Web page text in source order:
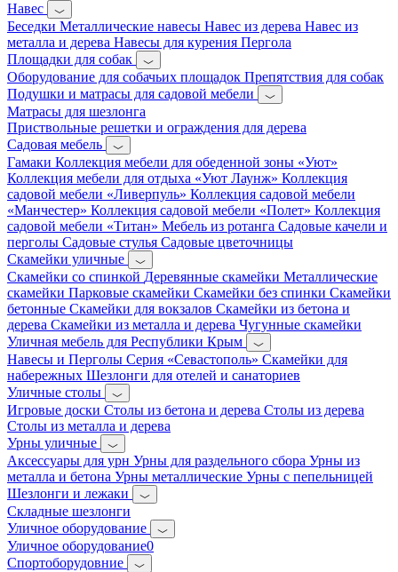
Навес
Беседки Металлические навесы Навес из дерева Навес из
металла и дерева Навесы для курения Пергола
Площадки для собак
Оборудование для собачьих площадок Препятствия для собак
Подушки и матрасы для садовой мебели
Матрасы для шезлонга
Приствольные решетки и ограждения для дерева
Садовая мебель
Гамаки Коллекция мебели для обеденной зоны «Уют»
Коллекция мебели для отдыха «Уют Лаунж» Коллекция
садовой мебели «Ливерпуль» Коллекция садовой мебели
«Манчестер» Коллекция садовой мебели «Полет» Коллекция
садовой мебели «Титан» Мебель из ротанга Садовые качели и
перголы Садовые стулья Садовые цветочницы
Скамейки уличные
Скамейки со спинкой Деревянные скамейки Металлические
скамейки Парковые скамейки Скамейки без спинки Скамейки
бетонные Скамейки для вокзалов Скамейки из бетона и
дерева Скамейки из металла и дерева Чугунные скамейки
Уличная мебель для Республики Крым
Навесы и Перголы Серия «Севастополь» Скамейки для
набережных Шезлонги для отелей и санаториев
Уличные столы
Игровые доски Столы из бетона и дерева Столы из дерева
Столы из металла и дерева
Урны уличные
Аксессуары для урн Урны для раздельного сбора Урны из
металла и бетона Урны металлические Урны с пепельницей
Шезлонги и лежаки
Складные шезлонги
Уличное оборудование
Уличное оборудование0
Спортоборудовние